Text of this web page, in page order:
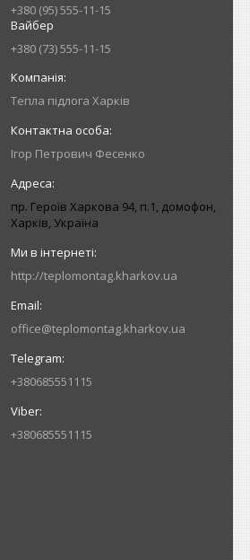
+380 (95) 555-11-15
Вайбер
+380 (73) 555-11-15
Тепла підлога Харків
Iгор Петрович Фесенко
пр. Героїв Харкова 94, п.1, домофон,
Харків, Україна
http://teplomontag.kharkov.ua
office@teplomontag.kharkov.ua
+380685551115
+380685551115